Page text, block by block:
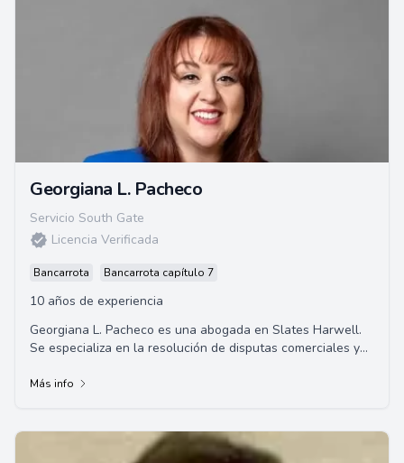
Georgiana L. Pacheco
Servicio South Gate
Licencia Verificada
Bancarrota Bancarrota capítulo 7
10 años de experiencia
Georgiana L. Pacheco es una abogada en Slates Harwell.
Se especializa en la resolución de disputas comerciales y
Más info